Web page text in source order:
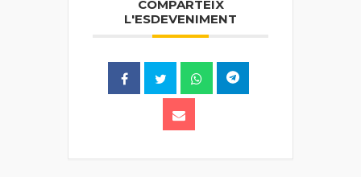
COMPARTEIX
L'ESDEVENIMENT